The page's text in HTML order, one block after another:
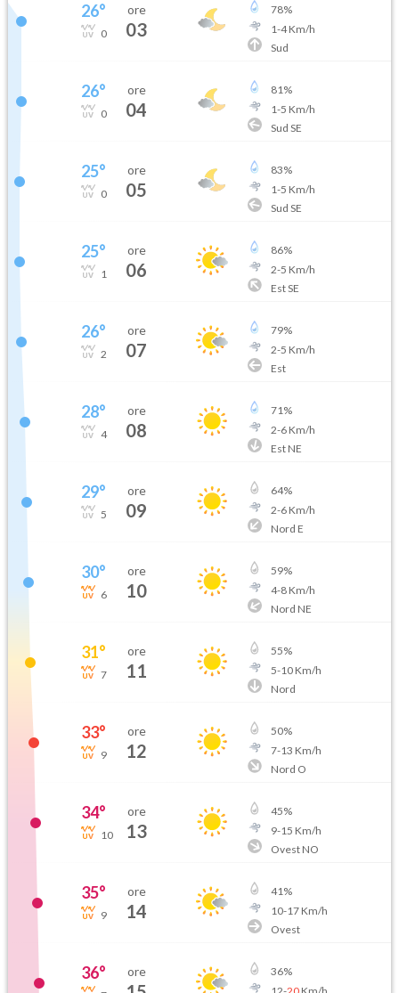
26°
0
ore
03
78%
1-4Km/h
Sud
26°
0
ore
04
81%
1-5 Km/h
Sud SE
25°
0
ore
05
83%
1-5 Km/h
Sud SE
25°
1
ore
06
86%
2-5 Km/h
Est SE
26°
2
ore
07
79%
2-5 Km/h
Est
28°
4
ore
08
71%
2-6Km/h
Est NE
29°
5
ore
09
64%
2-6Km/h
Nord E
30°
6
ore
10
59%
4-8Km/h
Nord NE
31°
7
ore
11
55%
5-10Km/h
Nord
33°
9
ore
12
50%
7-13 Km/h
Nord O
34°
10
ore
13
45%
9-15 Km/h
Ovest NO
35°
9
ore
14
41%
10-17Km/h
Ovest
36° ore 36%